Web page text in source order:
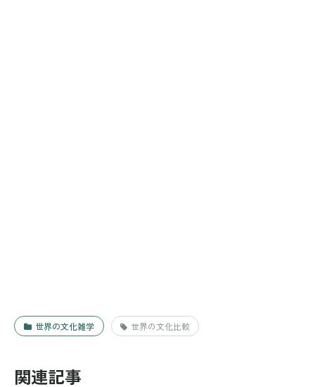
世界の文化雑学 世界の文化比較
関連記事